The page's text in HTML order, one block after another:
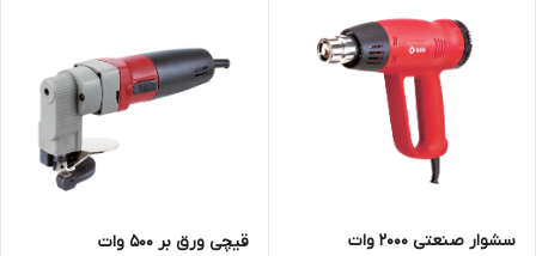
سشوار صنعتی 2000 وات قیچی ورق بر 500 وات